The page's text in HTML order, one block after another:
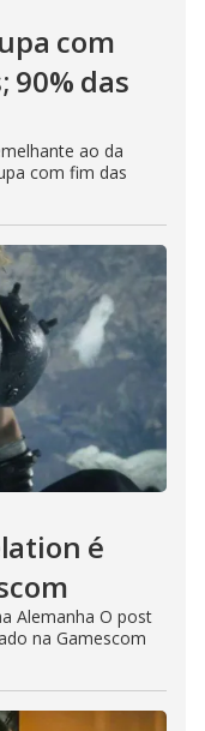
com
90% das
ao da
com fim das
é
Alemanha O post
na Gamescom